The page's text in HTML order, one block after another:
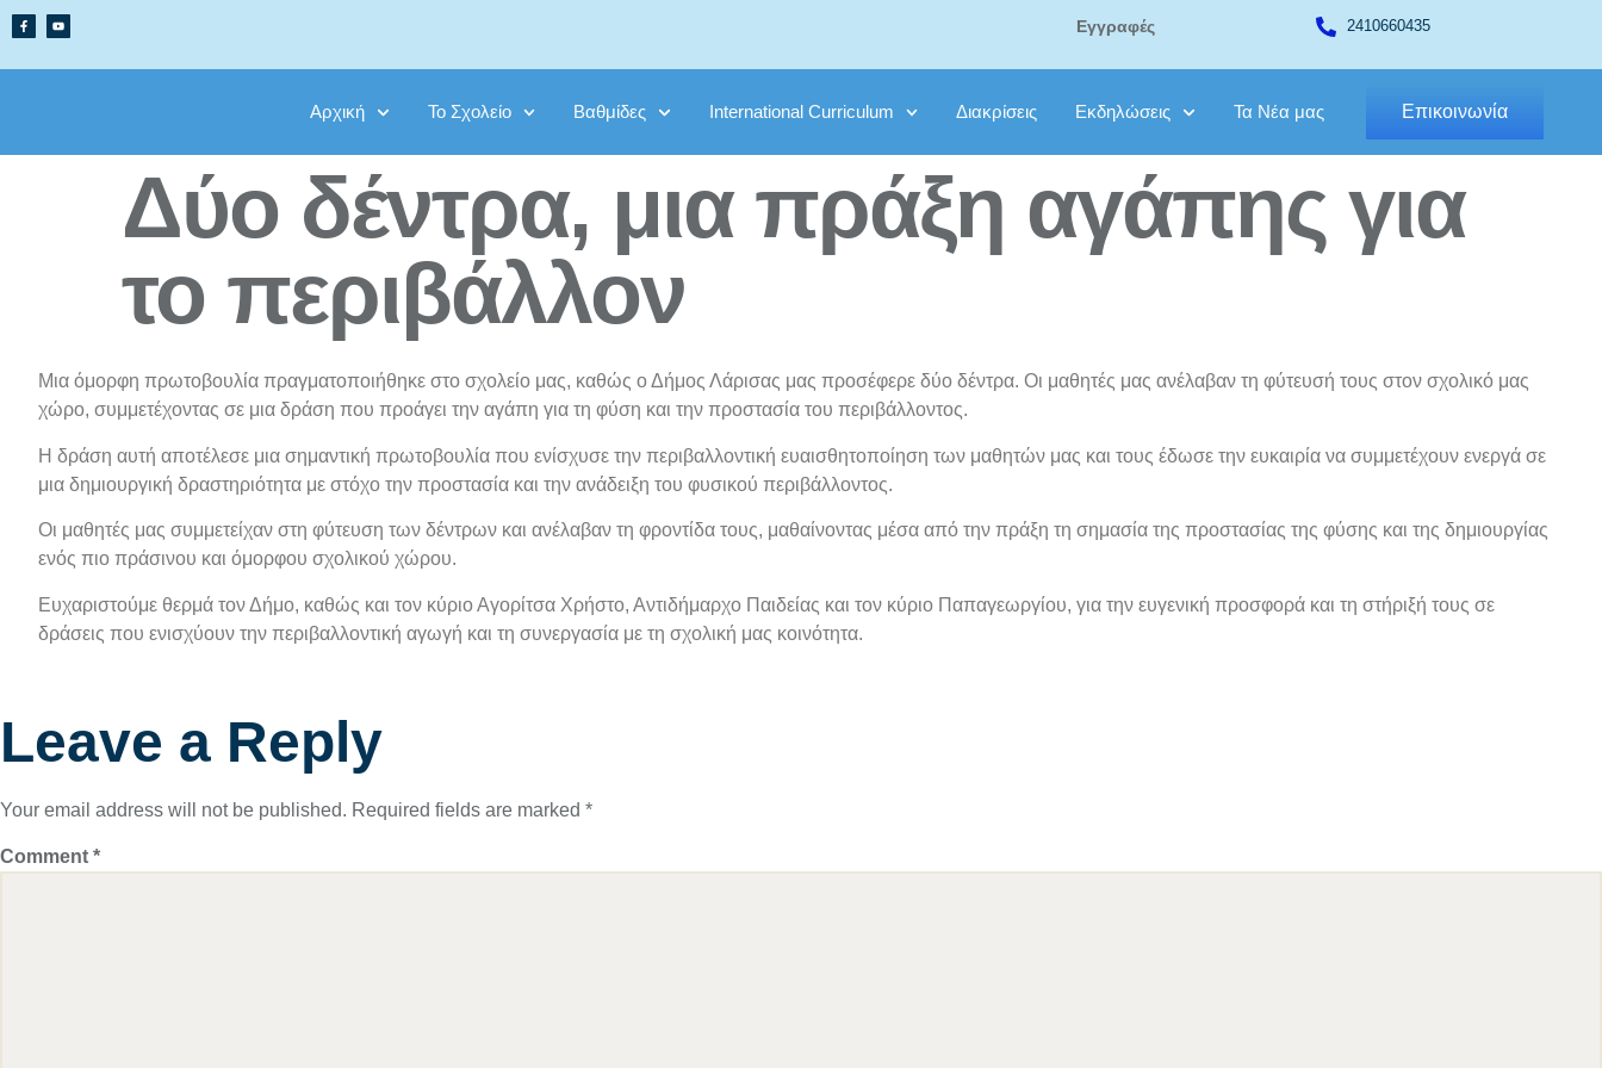
Εγγραφές 2410660435
Αρχική To Σχολείο Βαθμίδες International Curriculum Διακρίσεις Εκδηλώσεις Τα Νέα μας Επικοινωνία
Δύο δέντρα, μια πράξη αγάπης για
το περιβάλλον
Μια όμορφη πρωτοβουλία πραγματοποιήθηκε στο σχολείο μας, καθώς ο Δήμος Λάρισας μας προσέφερε δύο δέντρα. Οι μαθητές μας ανέλαβαν τη φύτευσή τους στον σχολικό μας
χώρο, συμμετέχοντας σε μια δράση που προάγει την αγάπη για τη φύση και την προστασία του περιβάλλοντος.
Η δράση αυτή αποτέλεσε μια σημαντική πρωτοβουλία που ενίσχυσε την περιβαλλοντική ευαισθητοποίηση των μαθητών μας και τους έδωσε την ευκαιρία να συμμετέχουν ενεργά σε
μια δημιουργική δραστηριότητα με στόχο την προστασία και την ανάδειξη του φυσικού περιβάλλοντος.
Οι μαθητές μας συμμετείχαν στη φύτευση των δέντρων και ανέλαβαν τη φροντίδα τους, μαθαίνοντας μέσα από την πράξη τη σημασία της προστασίας της φύσης και της δημιουργίας
ενός πιο πράσινου και όμορφου σχολικού χώρου.
Ευχαριστούμε θερμά τον Δήμο, καθώς και τον κύριο Αγορίτσα Χρήστο, Αντιδήμαρχο Παιδείας και τον κύριο Παπαγεωργίου, για την ευγενική προσφορά και τη στήριξή τους σε
δράσεις που ενισχύουν την περιβαλλοντική αγωγή και τη συνεργασία με τη σχολική μας κοινότητα.
Leave a Reply
Your email address will not be published. Required fields are marked *
Comment *